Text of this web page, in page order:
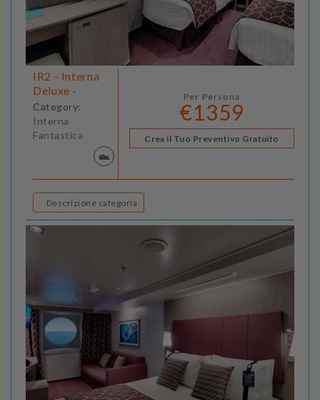
IR2 - Interna
Deluxe -
Category:
Interna
Fantastica
Per Persona
€1359
Crea il Tuo Preventivo Gratuito
Descrizione categoria